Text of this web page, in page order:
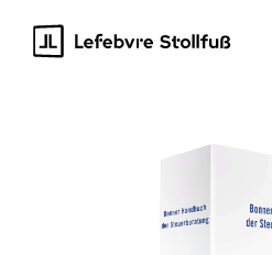
springen
Bildergalerie überspringen